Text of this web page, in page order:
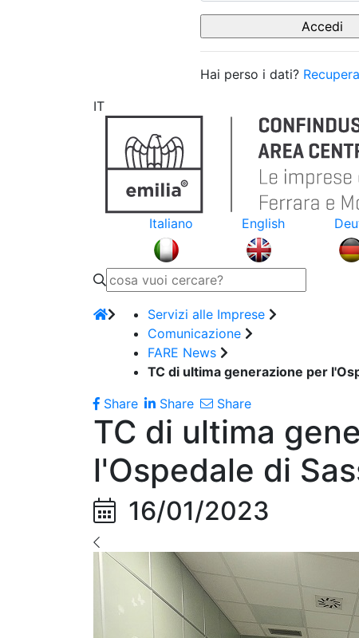
Hai perso i dati?
IT
Italiano
English
Servizi alle Imprese
Comunicazione
FARE News
TC di ultima generazione per
Share
Share Share
TC di ultima
l'Ospedale di
16/01/2023